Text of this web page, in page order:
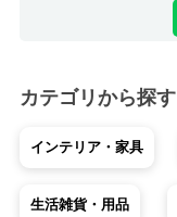
カテゴリから探す
インテリア・家具
生活雑貨・用品